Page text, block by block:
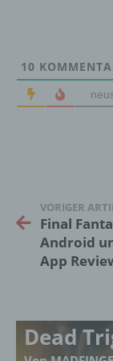
10
VORIGER
Final
Android
App
Dead
f)
und
einer